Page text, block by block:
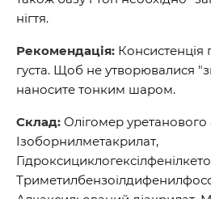
нігтя.
Рекомендація: Консистенція
густа. Щоб не утворювалися
наносите тонким шаром.
Склад: Олігомер уретанового
Ізоборнилметакрилат,